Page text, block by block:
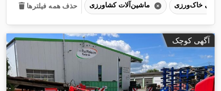
حذف همه فیلترها
آگهی کوچک